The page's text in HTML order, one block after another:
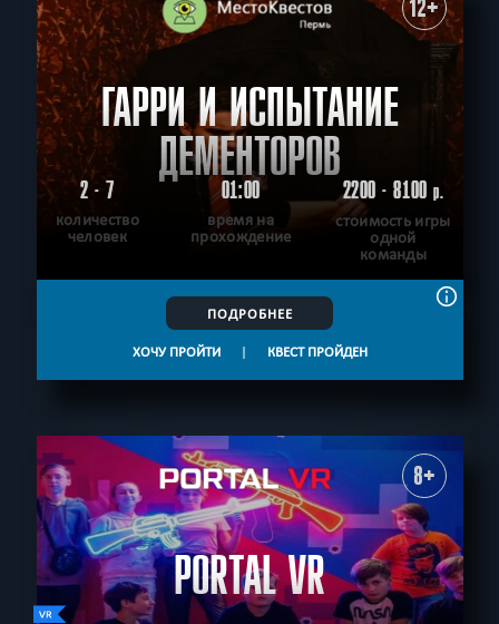
12+
ГАРРИ И ИСПЫТАНИЕ
ДЕМЕНТОРОВ
2 - 7
количество
человек
01:00
время на
прохождение
2200 - 8100р.
стоимость игры
одной
команды
ПОДРОБНЕЕ
ХОЧУ ПРОЙТИ | КВЕСТ ПРОЙДЕН
8+
PORTAL VR